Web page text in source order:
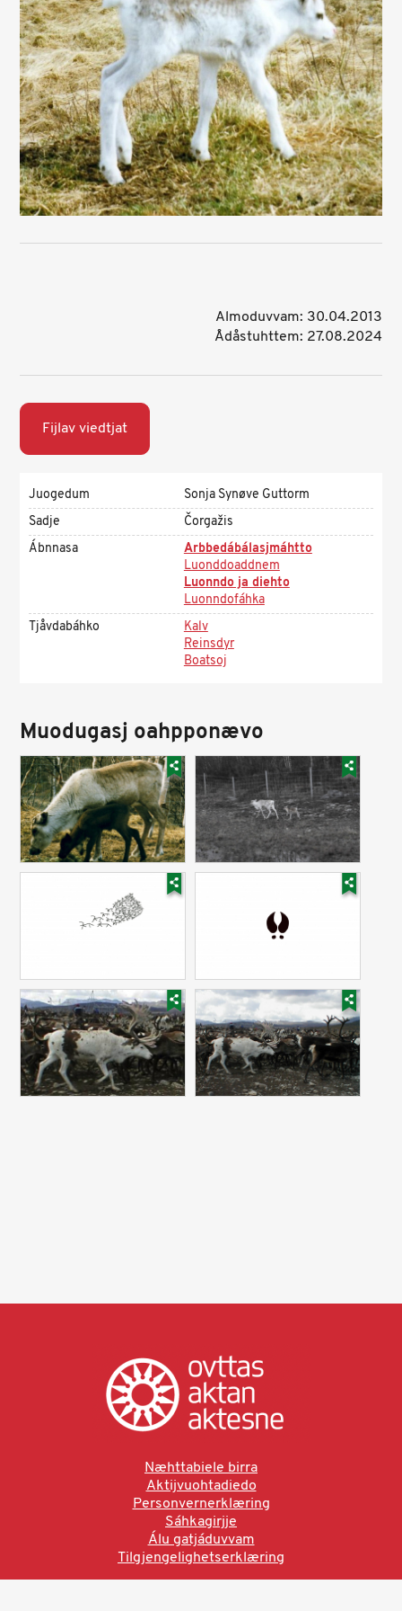
Almoduvvam: 30.04.2013
Ådåstuhttem: 27.08.2024
Fijlav viedtjat
Juogedum
Sonja Synøve Guttorm
Sadje
Čorgažis
Ábnnasa
Arbbedábálasjmáhtto
Luonddoaddnem
Luonndo ja diehto
Luonndofáhka
Tjåvdabáhko
Kalv
Reinsdyr
Boatsoj
Muodugasj oahpponævo
Næhttabiele birra
Aktijvuohtadiedo
Personvernerklæring
Sáhkagirjje
Álu gatjáduvvam
Tilgjengelighetserklæring